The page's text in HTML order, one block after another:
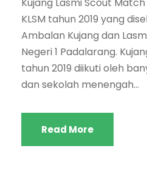
KLSM tahun 2019 yang
Ambalan Kujang dan
Negeri 1 Padalarang.
tahun 2019 diikuti oleh
dan sekolah menengah...
Read More